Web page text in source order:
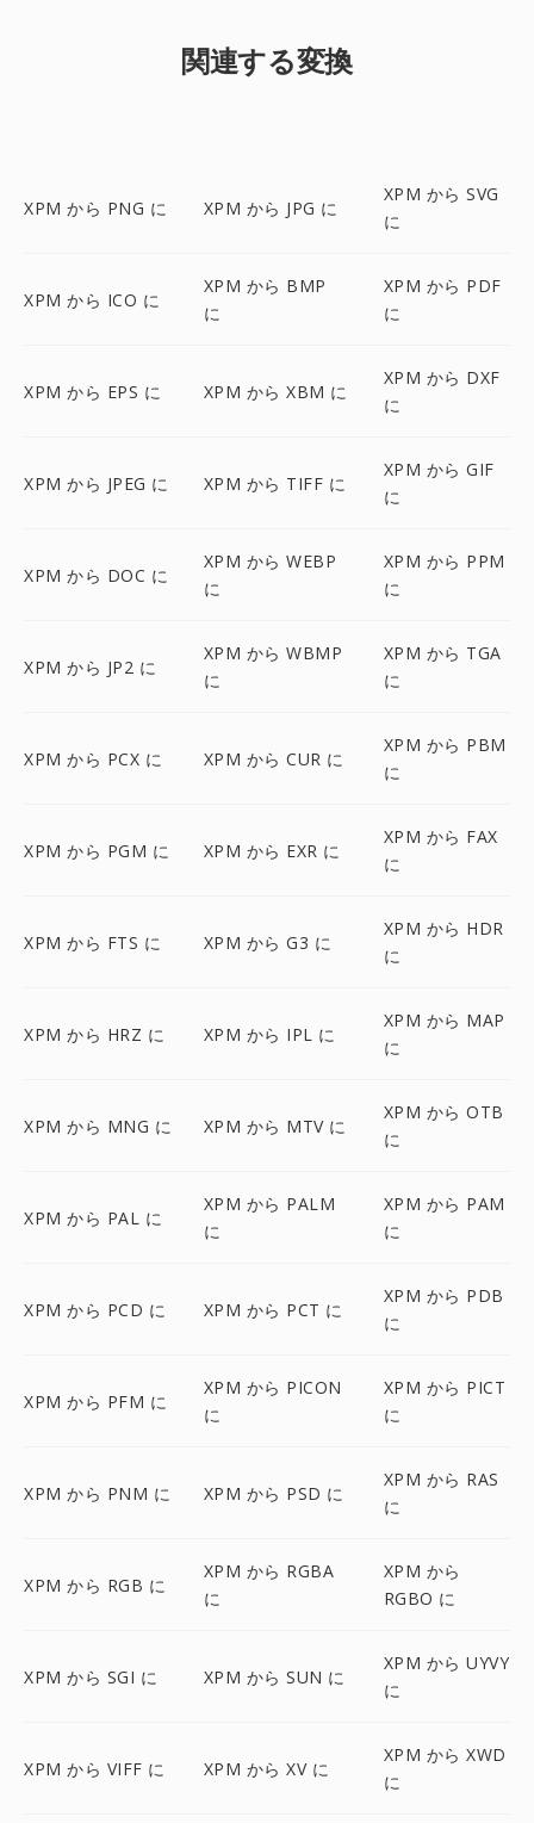
関連する変換
XPM から PNG に XPM から JPG に
XPM から SVG
に
XPM から ICO に
XPM から BMP
に
XPM から PDF
に
XPM から EPS に XPM から XBM に
XPM から DXF
に
XPM から JPEG に XPM から TIFF に
XPM から GIF
に
XPM から DOC に
XPM から WEBP
に
XPM から PPM
に
XPM から JP2 に
XPM から WBMP
に
XPM から TGA
に
XPM から PCX に XPM から CUR に
XPM から PBM
に
XPM から PGM に XPM から EXR に
XPM から FAX
に
XPM から FTS に XPM から G3 に
XPM から HDR
に
XPM から HRZ に XPM から IPL に
XPM から MAP
に
XPM から MNG に XPM から MTV に
XPM から OTB
に
XPM から PAL に
XPM から PALM
に
XPM から PAM
に
XPM から PCD に XPM から PCT に
XPM から PDB
に
XPM から PFM に
XPM から PICON
に
XPM から PICT
に
XPM から PNM に XPM から PSD に
XPM から RAS
に
XPM から RGB に
XPM から RGBA
に
XPM から
RGBO に
XPM から SGI に XPM から SUN に
XPM から UYVY
に
XPM から VIFF に XPM から XV に
XPM から XWD
に